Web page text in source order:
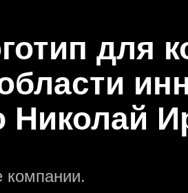
для
Николай
компании.